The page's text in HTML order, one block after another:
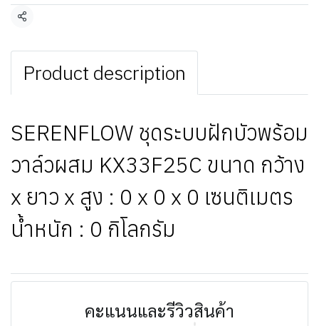
แชร์
Product description
SERENFLOW ชุดระบบฝักบัวพร้อม
วาล์วผสม KX33F25C ขนาด กว้าง
x ยาว x สูง : 0 x 0 x 0 เซนติเมตร
น้ำหนัก : 0 กิโลกรัม
คะแนนและรีวิวสินค้า